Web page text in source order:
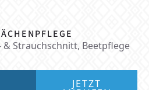
& Strauchschnitt, Beetpflege
JETZT